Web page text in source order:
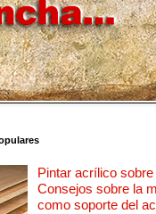
Pintar acrílico
Consejos sobre la
como soporte del